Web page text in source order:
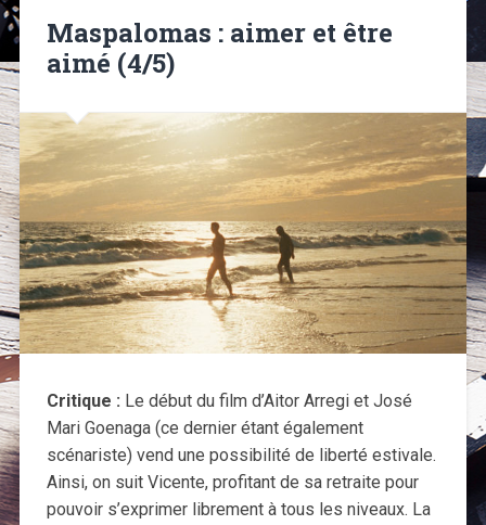
Maspalomas : aimer et être
aimé (4/5)
Critique : Le début du film d’Aitor Arregi et José
Mari Goenaga (ce dernier étant également
scénariste) vend une possibilité de liberté estivale.
Ainsi, on suit Vicente, profitant de sa retraite pour
pouvoir s’exprimer librement à tous les niveaux. La